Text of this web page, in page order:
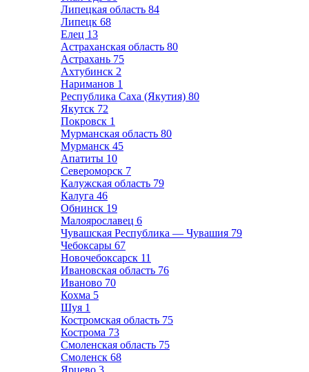
Липецкая область 84
Липецк 68
Елец 13
Астраханская область 80
Астрахань 75
Ахтубинск 2
Нариманов 1
Республика Саха (Якутия) 80
Якутск 72
Покровск 1
Мурманская область 80
Мурманск 45
Апатиты 10
Североморск 7
Калужская область 79
Калуга 46
Обнинск 19
Малоярославец 6
Чувашская Республика — Чувашия 79
Чебоксары 67
Новочебоксарск 11
Ивановская область 76
Иваново 70
Кохма 5
Шуя 1
Костромская область 75
Кострома 73
Смоленская область 75
Смоленск 68
Ярцево 3